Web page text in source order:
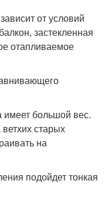
от условий
застекленная
отапливаемое
имеет большой вес.
старых
на
подойдет тонкая